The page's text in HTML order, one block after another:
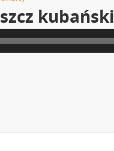
kubański